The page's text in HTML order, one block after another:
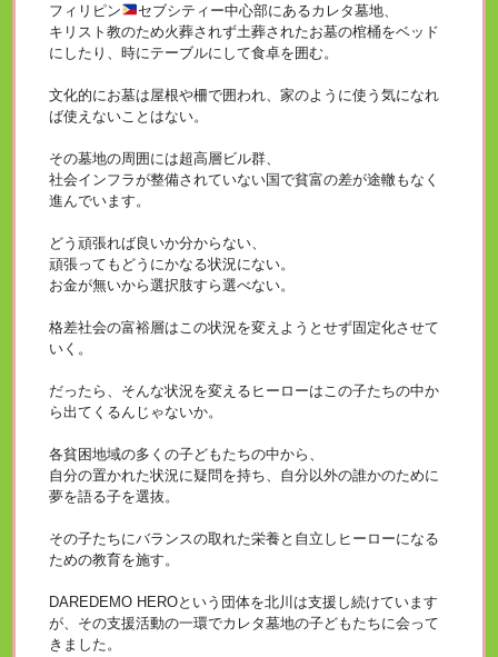
フィリピン
セブシティー中心部にあるカレタ墓地、
キリスト教のため火葬されず土葬されたお墓の棺桶をベッド
にしたり、時にテーブルにして食卓を囲む。
文化的にお墓は屋根や柵で囲われ、家のように使う気になれ
ば使えないことはない。
その墓地の周囲には超高層ビル群、
社会インフラが整備されていない国で貧富の差が途轍もなく
進んでいます。
どう頑張れば良いか分からない、
頑張ってもどうにかなる状況にない。
お金が無いから選択肢すら選べない。
格差社会の富裕層はこの状況を変えようとせず固定化させて
いく。
だったら、そんな状況を変えるヒーローはこの子たちの中か
ら出てくるんじゃないか。
各貧困地域の多くの子どもたちの中から、
自分の置かれた状況に疑問を持ち、自分以外の誰かのために
夢を語る子を選抜。
その子たちにバランスの取れた栄養と自立しヒーローになる
ための教育を施す。
DAREDEMO HEROという団体を北川は支援し続けています
が、その支援活動の一環でカレタ墓地の子どもたちに会って
きました。